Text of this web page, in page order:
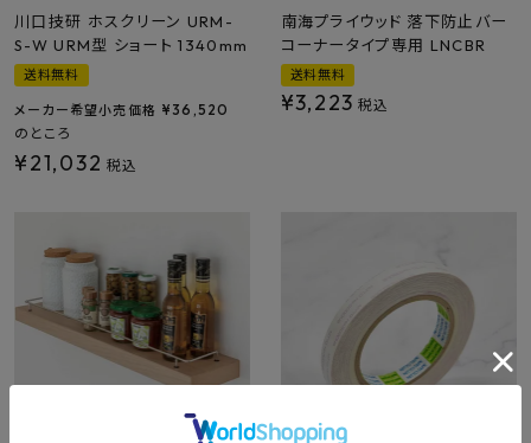
川口技研 ホスクリーン URM-
S-W URM型 ショート 1340mm
送料無料
メーカー希望小売価格 ¥ 36,520
のところ
¥21,032 税込
南海プライウッド 落下防止バー
コーナータイプ専用 LNCBR
送料無料
¥3,223 税込